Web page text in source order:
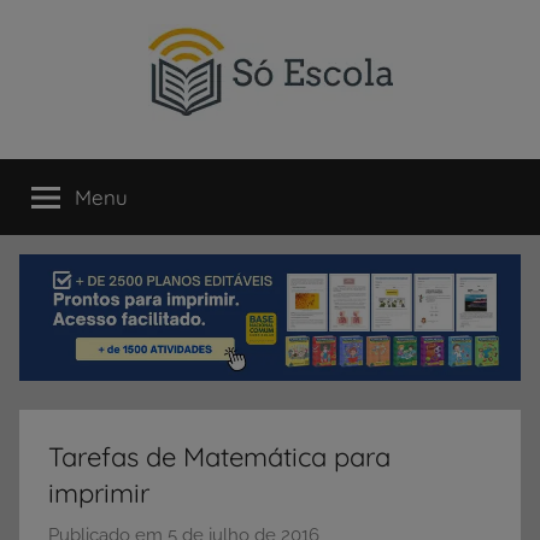
SÓ
ESCOLA
um
portal
direcionado
compartilhamento
dicas
Menu
Tarefas de Matemática para
imprimir
Publicado em 5 de julho de 2016